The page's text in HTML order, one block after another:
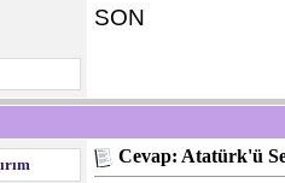
SON
Cevap: Atatürk'ü